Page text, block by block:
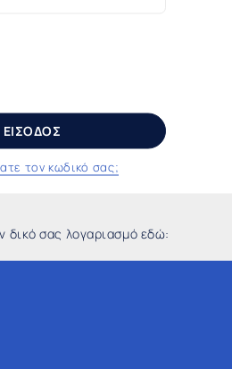
ΕΙΣΟΔΟΣ
τον κωδικό σας;
δικό σας λογαριασμό εδώ: